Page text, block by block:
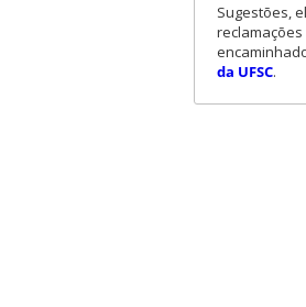
Sugestões,
da UFSC.